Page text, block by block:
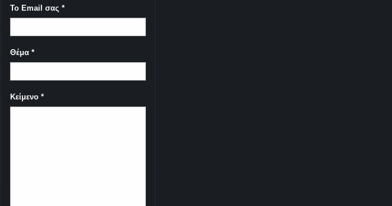
Το Email σας *
Θέμα *
Κείμενο *